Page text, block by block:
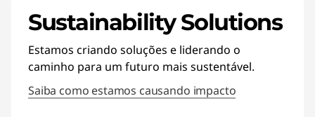
Sustainability Solutions
Estamos criando soluções e liderando o
caminho para um futuro mais sustentável.
Saiba como estamos causando impacto